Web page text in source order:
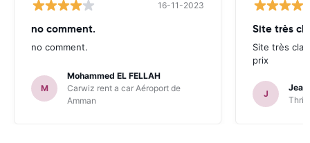
16-11-2023
no comment.
no comment.
M
Mohammed EL FELLAH
Carwiz rent a car Aéroport de
Amman
Site très
Site très
prix
J